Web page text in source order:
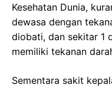
Kesehatan Dunia,
dewasa dengan
diobati, dan sekitar 1
memiliki tekanan
Sementara sakit